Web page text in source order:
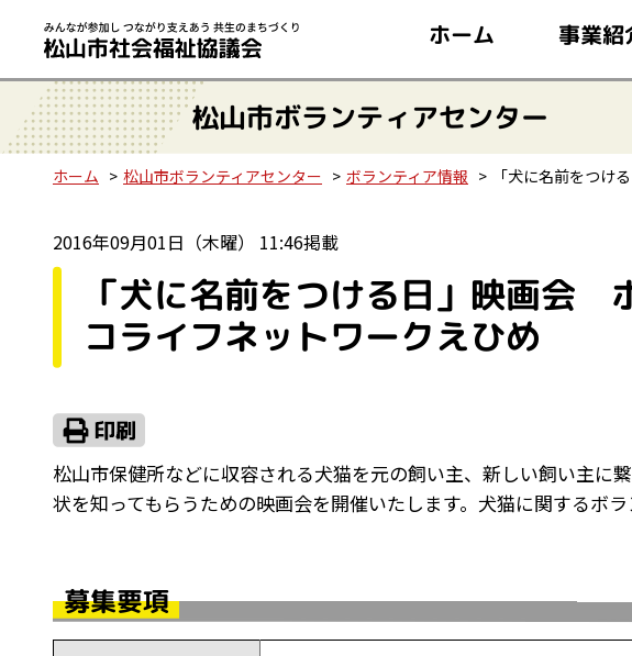
ホーム 事業紹
松山市ボランティアセンター
ホーム 松山市ボランティアセンター ボランティア情報 「犬に名前をつ
2016年09月01日（木曜） 11:46掲載
「犬に名前をつける日」映画会
コライフネットワークえひめ
松山市保健所などに収容される犬猫を元の飼い主、新しい飼い主に
状を知ってもらうための映画会を開催いたします。犬猫に関するボ
募集要項